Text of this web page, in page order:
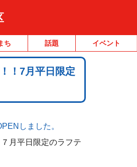
ち 話題 イベント
！7月平日限定
しました。
月平日限定のラフテ